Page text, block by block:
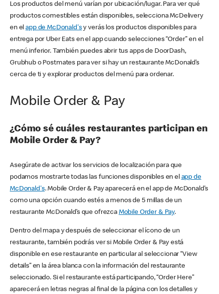
Los productos del menú varían por ubicación/lugar. Para ver qué
productos comestibles están disponibles, selecciona McDelivery
en elapp de McDonald'sy verás los productos disponibles para
entrega por Uber Eats en el app cuando selecciones “Order” en el
menú inferior. También puedes abrir tus apps de DoorDash,
Grubhub o Postmates para ver si hay un restaurante McDonald’s
cerca de ti y explorar productos del menú para ordenar.
Mobile Order & Pay
¿Cómo sé cuáles restaurantes participan en
Mobile Order & Pay?
Asegúrate de activar los servicios de localización para que
podamos mostrarte todas las funciones disponibles en el app de
McDonald's. Mobile Order & Pay aparecerá en el app de McDonald’s
como una opción cuando estés a menos de 5 millas de un
restaurante McDonald’s que ofrezca Mobile Order & Pay.
Dentro del mapa y después de seleccionar el ícono de un
restaurante, también podrás ver si Mobile Order & Pay está
disponible en ese restaurante en particular al seleccionar “View
details” en la área blanca con la información del restaurante
seleccionado. Si el restaurante está participando, “Order Here”
aparecerá en letras negras al final de la página con los detalles y